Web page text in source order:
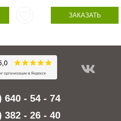
ЗАКАЗАТЬ
640 - 54 - 74
382 - 26 - 40